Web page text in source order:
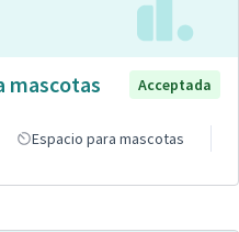
mascotas Acceptada
Espacio para mascotas